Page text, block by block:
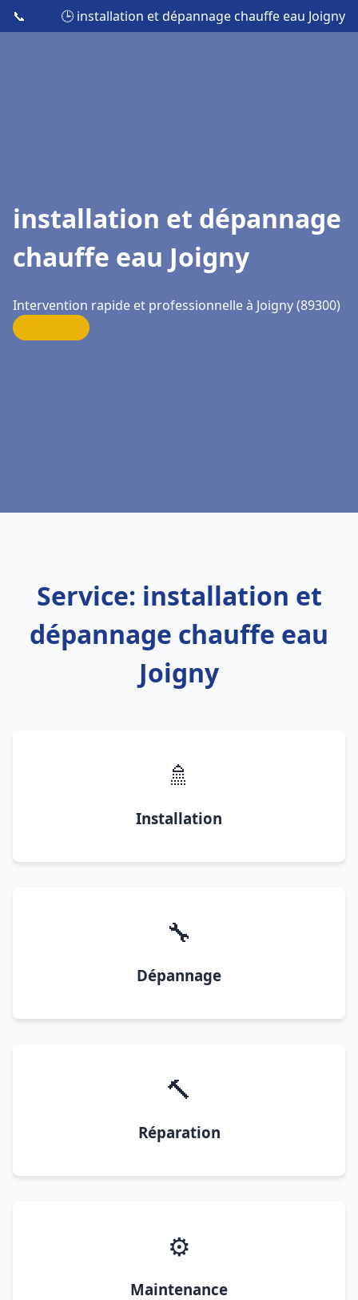
📞 🕒 installation et dépannage chauffe eau Joigny
installation et dépannage
chauffe eau Joigny
Intervention rapide et professionnelle à Joigny (89300)
Service: installation et
dépannage chauffe eau
Joigny
🚿
Installation
🔧
Dépannage
🔨
Réparation
⚙️
Maintenance